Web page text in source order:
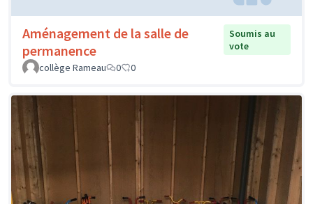
Aménagement de la salle de
permanence
Soumis au
vote
collège Rameau
0 0